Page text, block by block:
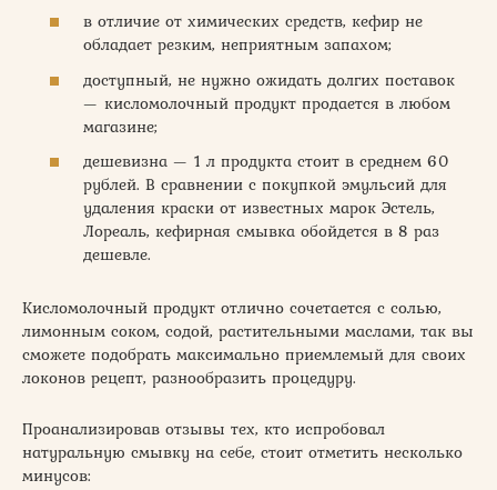
в отличие от химических средств, кефир не
обладает резким, неприятным запахом;
доступный, не нужно ожидать долгих поставок
— кисломолочный продукт продается в любом
магазине;
дешевизна — 1 л продукта стоит в среднем 60
рублей. В сравнении с покупкой эмульсий для
удаления краски от известных марок Эстель,
Лореаль, кефирная смывка обойдется в 8 раз
дешевле.
Кисломолочный продукт отлично сочетается с солью,
лимонным соком, содой, растительными маслами, так вы
сможете подобрать максимально приемлемый для своих
локонов рецепт, разнообразить процедуру.
Проанализировав отзывы тех, кто испробовал
натуральную смывку на себе, стоит отметить несколько
минусов: